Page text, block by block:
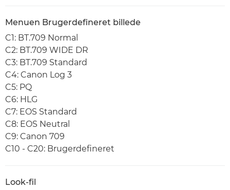
Menuen Brugerdefineret billede
C1: BT.709 Normal
C2: BT.709 WIDE DR
C3: BT.709 Standard
C4: Canon Log 3
C5: PQ
C6: HLG
C7: EOS Standard
C8: EOS Neutral
C9: Canon 709
C10 - C20: Brugerdefineret
Look-fil